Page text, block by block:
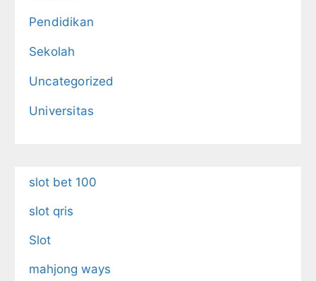
Pendidikan
Sekolah
Uncategorized
Universitas
slot bet 100
slot qris
Slot
mahjong ways